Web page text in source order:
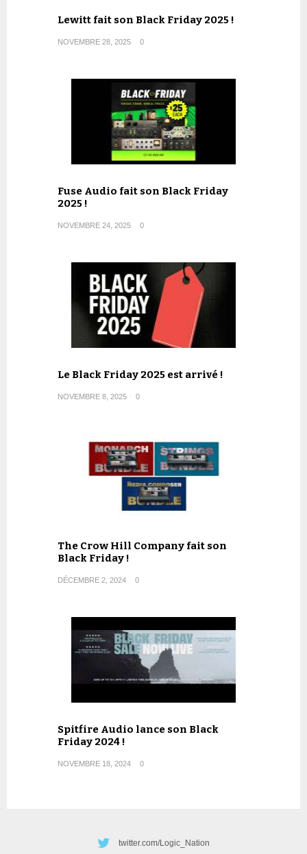
Lewitt fait son Black Friday 2025 !
NOVEMBRE 28, 2025 0
Fuse Audio fait son Black Friday
2025 !
NOVEMBRE 24, 2025 0
Le Black Friday 2025 est arrivé !
NOVEMBRE 8, 2025 0
The Crow Hill Company fait son
Black Friday !
DÉCEMBRE 2, 2024 0
Spitfire Audio lance son Black
Friday 2024 !
NOVEMBRE 18, 2024 0
twitter.com/Logic_Nation